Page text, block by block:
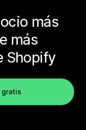
más
más
Shopify
gratis